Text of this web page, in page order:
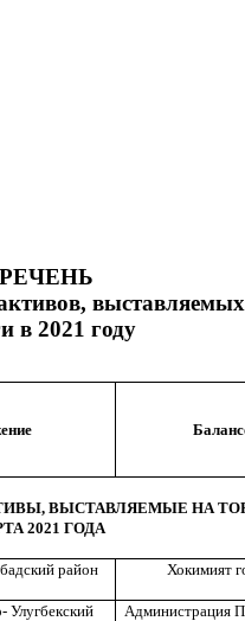
выставляемых
в 2021 году
ВЫСТАВЛЯЕМЫЕ НА
2021 ГОДА
район Хокимият
Улугбекский
Администрация